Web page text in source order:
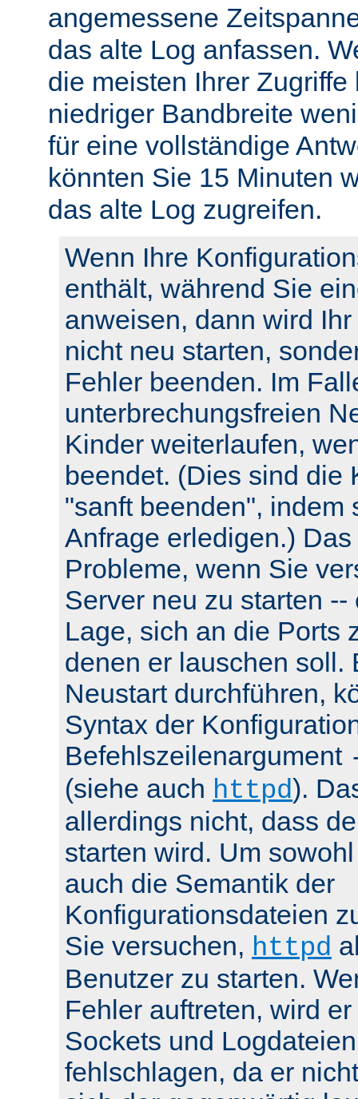
angemessene
das alte Log anfassen.
die meisten Ihrer
niedriger Bandbreite
für eine vollständige
könnten Sie 15 Minuten
das alte Log zugreifen.
Wenn Ihre
enthält, während Sie
anweisen, dann wird
nicht neu starten,
Fehler beenden. Im
unterbrechungsfreien
Kinder weiterlaufen,
beendet. (Dies sind die
"sanft beenden", indem
Anfrage erledigen.)
Probleme, wenn Sie
Server neu zu starten
Lage, sich an die Ports
denen er lauschen soll.
Neustart durchführen,
Syntax der
Befehlszeilenargument
(siehe auch httpd).
allerdings nicht, dass
starten wird. Um
auch die Semantik der
Konfigurationsdateien
Sie versuchen, httpd
Benutzer zu starten.
Fehler auftreten, wird
Sockets und
fehlschlagen, da er